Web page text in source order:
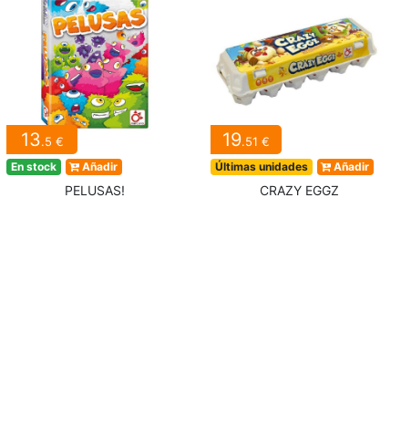
13.5 €
En stock Añadir
PELUSAS!
19.51 €
Últimas unidades Añadir
CRAZY EGGZ